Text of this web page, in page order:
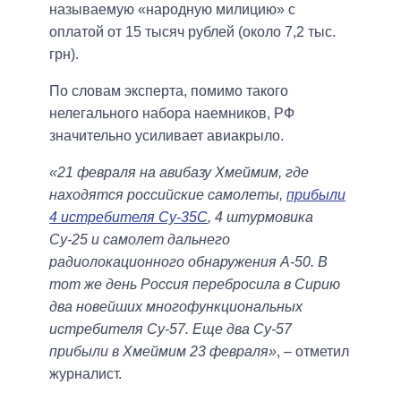
называемую «народную милицию» с
оплатой от 15 тысяч рублей (около 7,2 тыс.
грн).
По словам эксперта, помимо такого
нелегального набора наемников, РФ
значительно усиливает авиакрыло.
«21 февраля на авибазу Хмеймим, где
находятся российские самолеты, прибыли
4 истребителя Су-35С, 4 штурмовика
Су-25 и самолет дальнего
радиолокационного обнаружения А-50. В
тот же день Россия перебросила в Сирию
два новейших многофункциональных
истребителя Су-57. Еще два Су-57
прибыли в Хмеймим 23 февраля», – отметил
журналист.